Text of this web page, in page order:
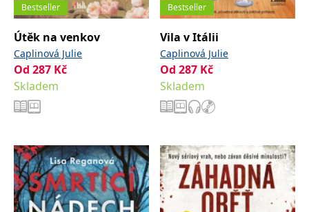
Bestseller
Útěk na venkov
Caplinová Julie
Od 287 Kč
Skladem
Bestseller
Vila v Itálii
Caplinová Julie
Od 287 Kč
Skladem